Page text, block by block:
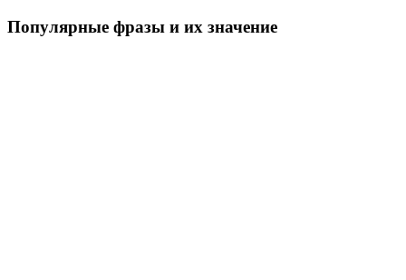
Популярные фразы и их значение